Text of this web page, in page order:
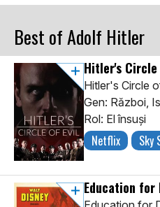
Best of Adolf Hitler
Hitler's
Hitler's Circle
Gen: Război,
Rol: El însuși
Netflix Sky
Education for